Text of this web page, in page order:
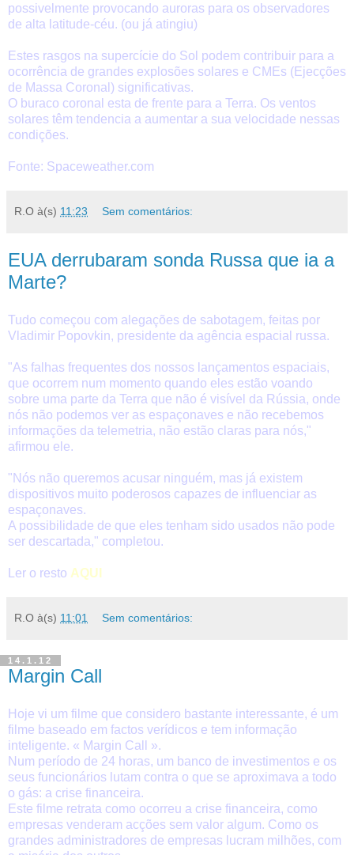
possivelmente provocando auroras para os observadores
de alta latitude-céu. (ou já atingiu)
Estes rasgos na supercície do Sol podem contribuir para a
ocorrência de grandes explosões solares e CMEs (Ejecções
de Massa Coronal) significativas.
O buraco coronal esta de frente para a Terra. Os ventos
solares têm tendencia a aumentar a sua velocidade nessas
condições.
Fonte: Spaceweather.com
R.O à(s) 11:23 Sem comentários:
EUA derrubaram sonda Russa que ia a
Marte?
Tudo começou com alegações de sabotagem, feitas por
Vladimir Popovkin, presidente da agência espacial russa.
"As falhas frequentes dos nossos lançamentos espaciais,
que ocorrem num momento quando eles estão voando
sobre uma parte da Terra que não é visível da Rússia, onde
nós não podemos ver as espaçonaves e não recebemos
informações da telemetria, não estão claras para nós,"
afirmou ele.
"Nós não queremos acusar ninguém, mas já existem
dispositivos muito poderosos capazes de influenciar as
espaçonaves.
A possibilidade de que eles tenham sido usados não pode
ser descartada," completou.
Ler o resto AQUI
R.O à(s) 11:01 Sem comentários:
14.1.12
Margin Call
Hoje vi um filme que considero bastante interessante, é um
filme baseado em factos verídicos e tem informação
inteligente. « Margin Call ».
Num período de 24 horas, um banco de investimentos e os
seus funcionários lutam contra o que se aproximava a todo
o gás: a crise financeira.
Este filme retrata como ocorreu a crise financeira, como
empresas venderam acções sem valor algum. Como os
grandes administradores de empresas lucram milhões, com